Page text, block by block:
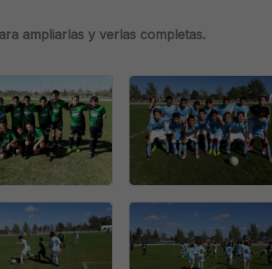
ampliarlas y verlas completas.